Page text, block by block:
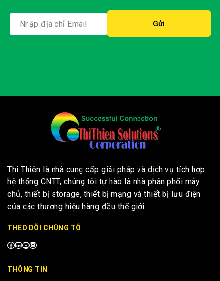
Thi Thiên là nhà cung cấp giải pháp và dịch vụ tích hợp
hệ thống CNTT, chúng tôi tự hào là nhà phân phối máy
chủ, thiết bị storage, thiết bị mạng và thiết bị lưu điện
của các thương hiệu hàng đầu thế giới
THEO DÕI CHÚNG TÔI
THÔNG TIN